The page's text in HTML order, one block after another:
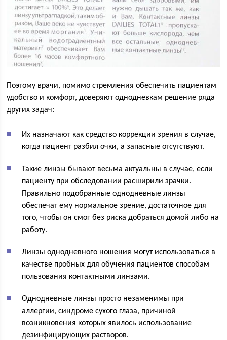
Поэтому врачи, помимо стремления обеспечить пациентам
удобство и комфорт, доверяют однодневкам решение ряда
других задач:
Их назначают как средство коррекции зрения в случае,
когда пациент разбил очки, а запасные отсутствуют.
Такие линзы бывают весьма актуальны в случае, если
пациенту при обследовании расширили зрачки.
Правильно подобранные однодневные линзы
обеспечат ему нормальное зрение, достаточное для
того, чтобы он смог без риска добраться домой либо на
работу.
Линзы однодневного ношения могут использоваться в
качестве пробных для обучения пациентов способам
пользования контактными линзами.
Однодневные линзы просто незаменимы при
аллергии, синдроме сухого глаза, причиной
возникновения которых явилось использование
дезинфицирующих растворов.